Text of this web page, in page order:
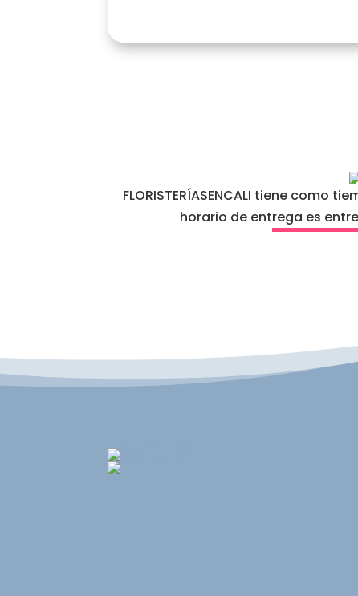
FLORISTERÍASENCALI tiene
horario de entrega es